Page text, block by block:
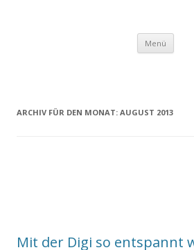
Menü Zum
ARCHIV FÜR DEN MONAT: AUGUST 2013
Mit der Digi so entspannt